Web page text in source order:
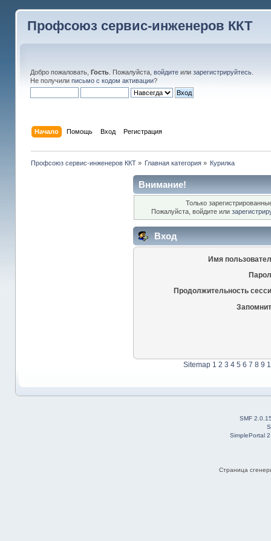
Профсоюз сервис-инженеров ККТ
Добро пожаловать, Гость. Пожалуйста, войдитеили зарегистрируйтесь.
Не получили письмо с кодом активации?
Начало Помощь Вход Регистрация
Профсоюз сервис-инженеров ККТ» Главная категория » Курилка
Внимание!
Только
Пожалуйста, войдите или
Вход
Имя
Продолжительность
Sitemap 1 2 3 4 5 6 7 8 9
SMF
SimplePortal
Страница